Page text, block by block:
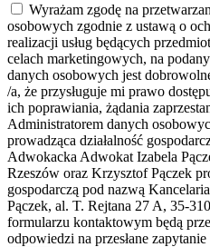
Wyrażam zgodę na
osobowych zgodnie z ustawą o
realizacji usług będących
celach marketingowych, na
danych osobowych jest
/a, że przysługuje mi prawo
ich poprawiania, żądania
Administratorem danych
prowadząca działalność
Adwokacka Adwokat Izabela
Rzeszów oraz Krzysztof Pączek
gospodarczą pod nazwą
Pączek, al. T. Rejtana 27 A, 35-
formularzu kontaktowym będą
odpowiedzi na przesłane